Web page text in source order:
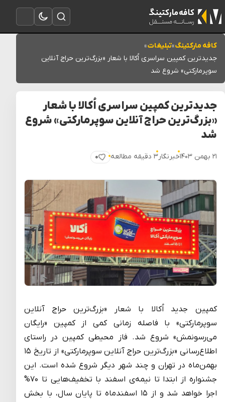
باز کردن منو
تغییر به حالت تاریک
باز کردن جستجو
کافه مارکتینگ»تبلیغات»
جدیدترین کمپین سراسری اُکالا با شعار «بزرگ‌ترین حراج آنلاین
سوپرمارکتی» شروع شد
جدیدترین کمپین سراسری اُکالا با شعار
«بزرگ‌ترین حراج آنلاین سوپرمارکتی» شروع
شد
۲۱ بهمن ۱۴۰۳ خبرنگار۳ دقیقه مطالعه ۰
پسندیدن
کمپین جدید اُکالا با شعار «بزرگ‌ترین حراج آنلاین
سوپرمارکتی» با فاصله زمانی کمی از کمپین «رایگان
می‌رسونمش» شروع شد. فاز محیطی کمپین در راستای
اطلاع‌رسانی «بزرگ‌ترین حراج آنلاین سوپرمارکتی» از تاریخ ۱۵
بهمن‌ماه در تهران و چند شهر دیگر شروع شده است. این
جشنواره از ابتدا تا نیمه‌ی اسفند با تخفیف‌هایی تا ۷۰%
اجرا خواهد شد و از ۱۵ اسفندماه تا پایان سال، با بخش